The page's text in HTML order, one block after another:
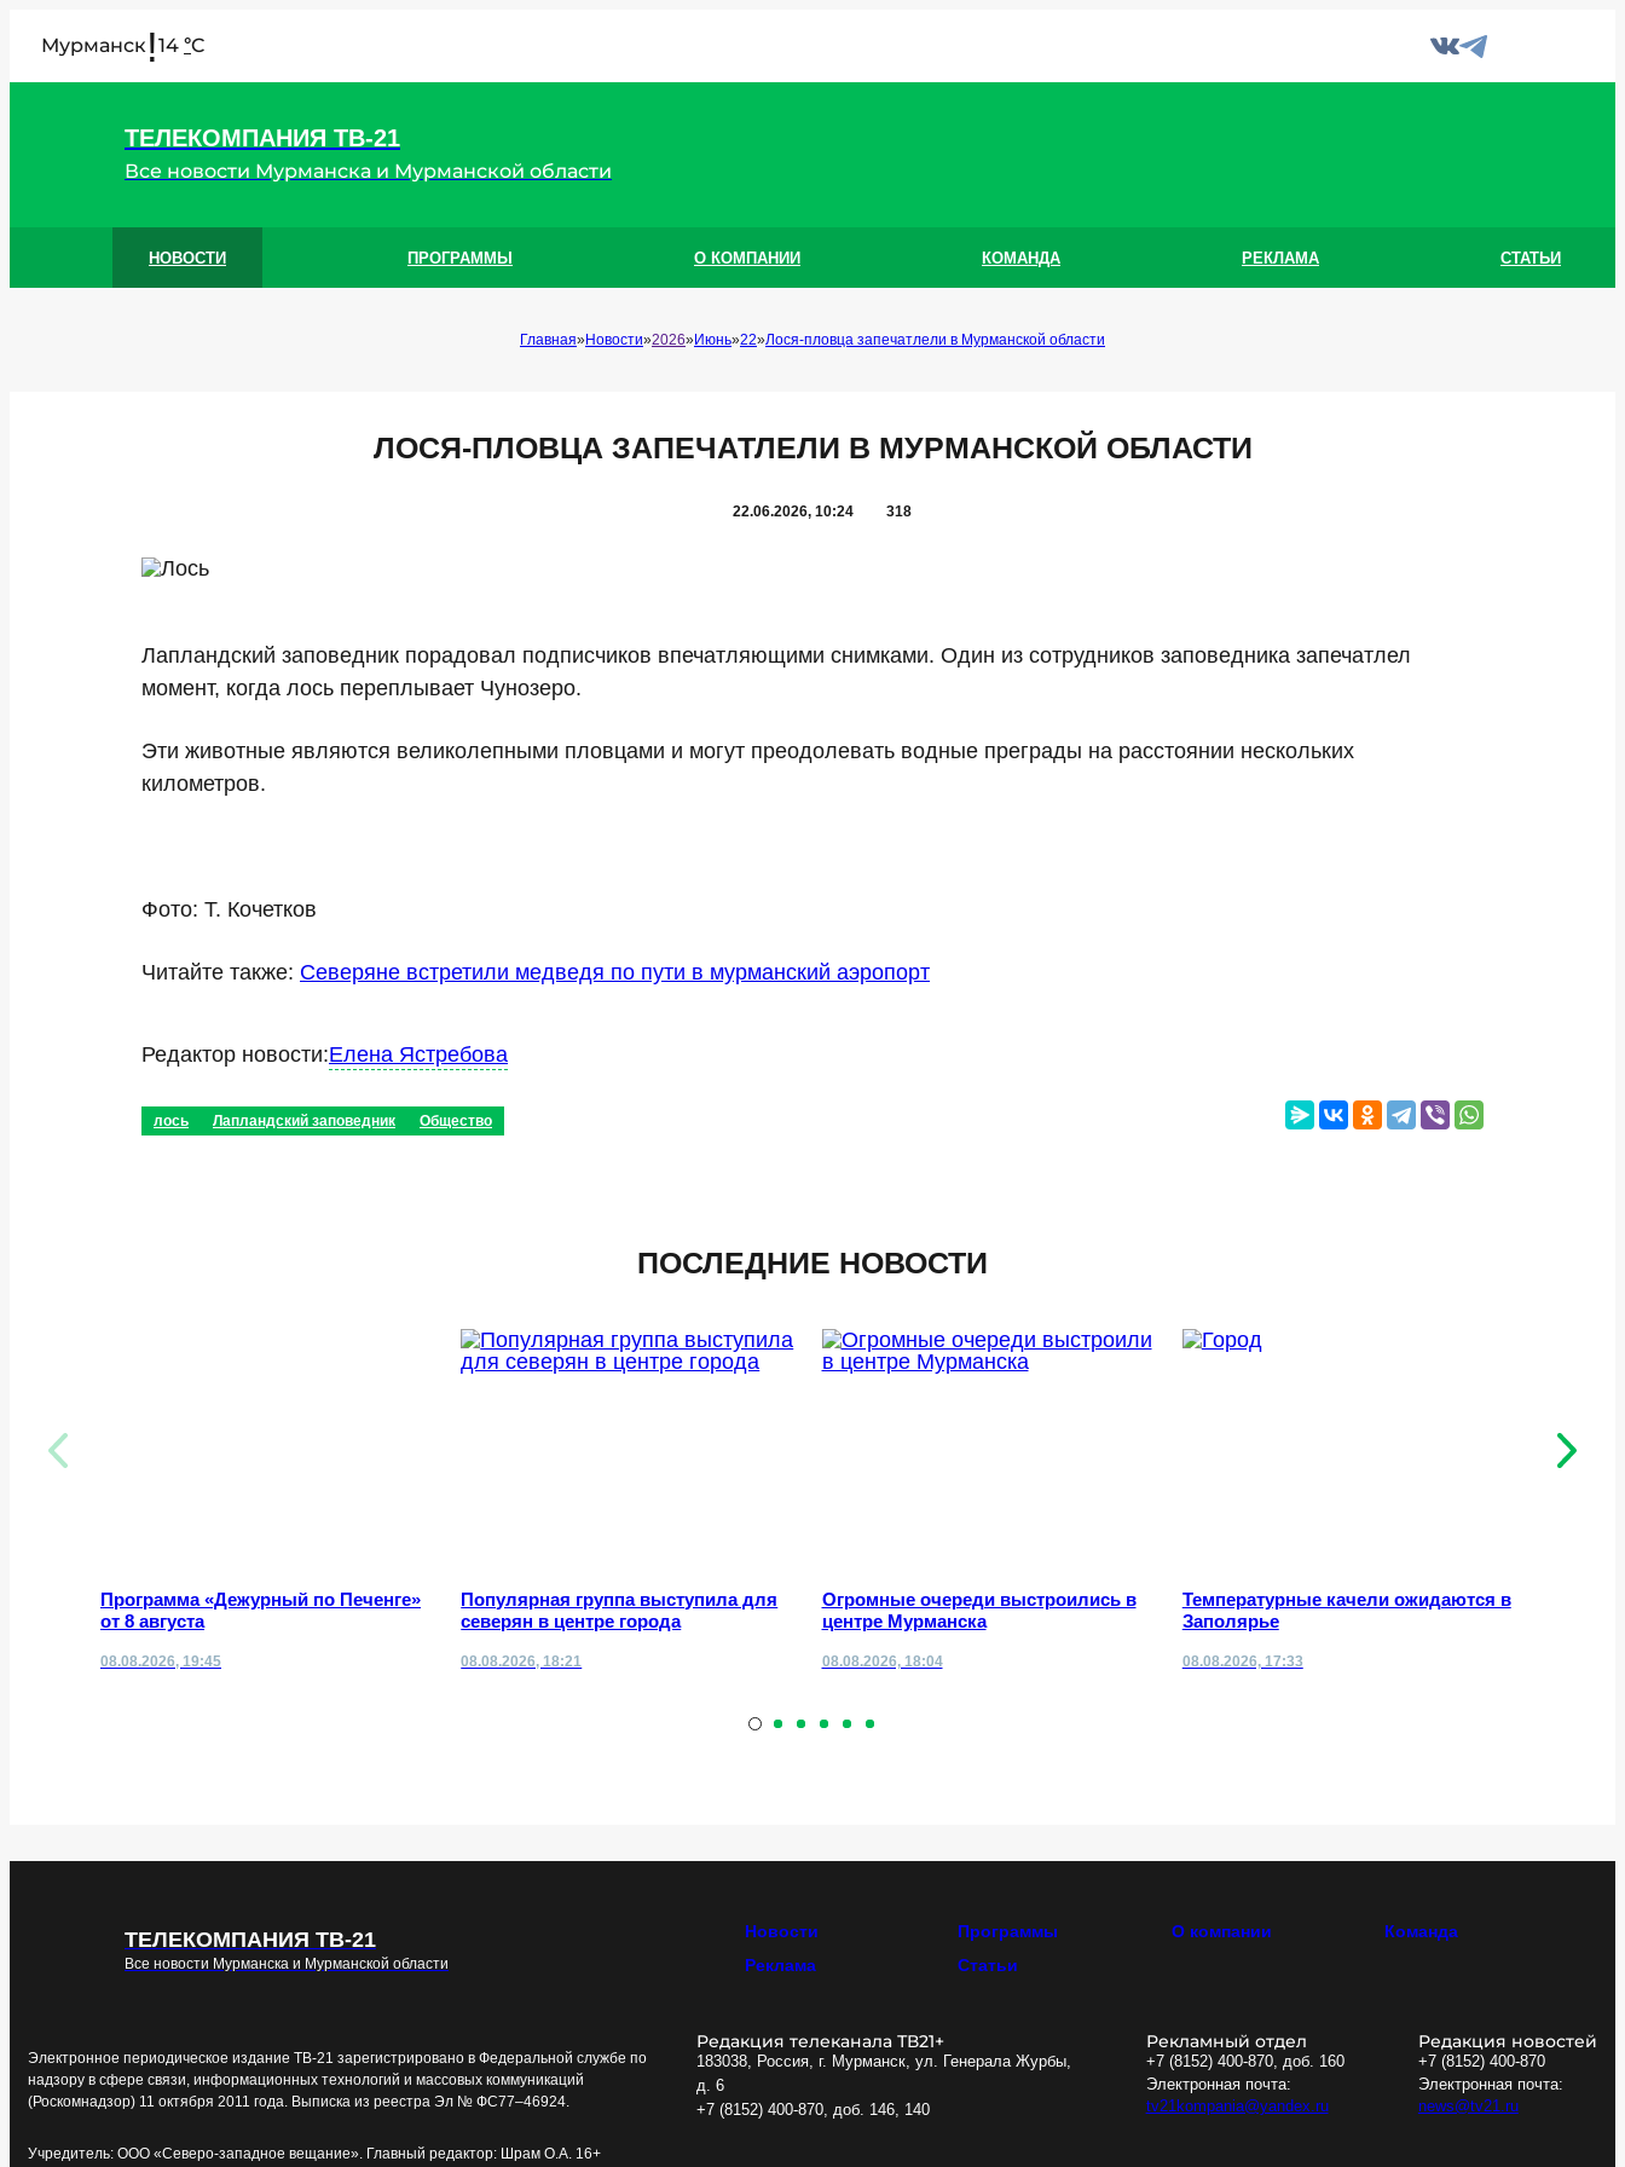
Мурманск!14 °C
ТЕЛЕКОМПАНИЯ ТВ-21
Все новости Мурманска и Мурманской области
НОВОСТИ ПРОГРАММЫ О КОМПАНИИ КОМАНДА РЕКЛАМА СТАТЬИ
Главная Новости 2026 Июнь 22 Лося-пловца запечатлели в Мурманской области
ЛОСЯ-ПЛОВЦА ЗАПЕЧАТЛЕЛИ В МУРМАНСКОЙ ОБЛАСТИ
22.06.2026, 10:24 318
Лапландский заповедник порадовал подписчиков впечатляющими снимками. Один из сотрудников заповедника запечатлел
момент, когда лось переплывает Чунозеро.
Эти животные являются великолепными пловцами и могут преодолевать водные преграды на расстоянии нескольких
километров.
Фото: Т. Кочетков
Читайте также: Северяне встретили медведя по пути в мурманский аэропорт
Редактор новости:Елена Ястребова
лось Лапландский заповедник Общество
ПОСЛЕДНИЕ НОВОСТИ
Программа «Дежурный по Печенге»
от 8 августа
08.08.2026, 19:45
Популярная группа выступила для
северян в центре города
08.08.2026, 18:21
Огромные очереди выстроились в
центре Мурманска
08.08.2026, 18:04
Температурные качели ожидаются в
Заполярье
08.08.2026, 17:33
ТЕЛЕКОМПАНИЯ ТВ-21
Все новости Мурманска и Мурманской области
Новости Программы О компании
Команда
Реклама
Статьи
Электронное периодическое издание ТВ-21 зарегистрировано в Федеральной службе по
надзору в сфере связи, информационных технологий и массовых коммуникаций
(Роскомнадзор) 11 октября 2011 года. Выписка из реестра Эл № ФС77–46924.
Учредитель: ООО «Северо-западное вещание». Главный редактор: Шрам О.А. 16+
Редакция телеканала ТВ21+
183038, Россия, г. Мурманск, ул. Генерала Журбы,
д. 6
+7 (8152) 400-870, доб. 146, 140
Рекламный отдел
+7 (8152) 400-870, доб. 160
Электронная почта:
tv21kompania@yandex.ru
Редакция новостей
+7 (8152) 400-870
Электронная почта:
news@tv21.ru